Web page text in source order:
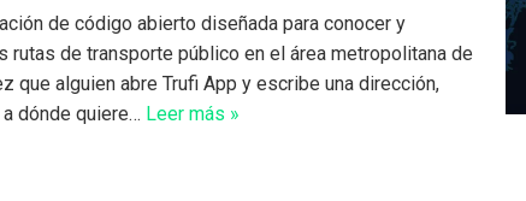
de código abierto diseñada para conocer y
rutas de transporte público en el área metropolitana de
que alguien abre Trufi App y escribe una dirección,
dónde quiere… Leer más »